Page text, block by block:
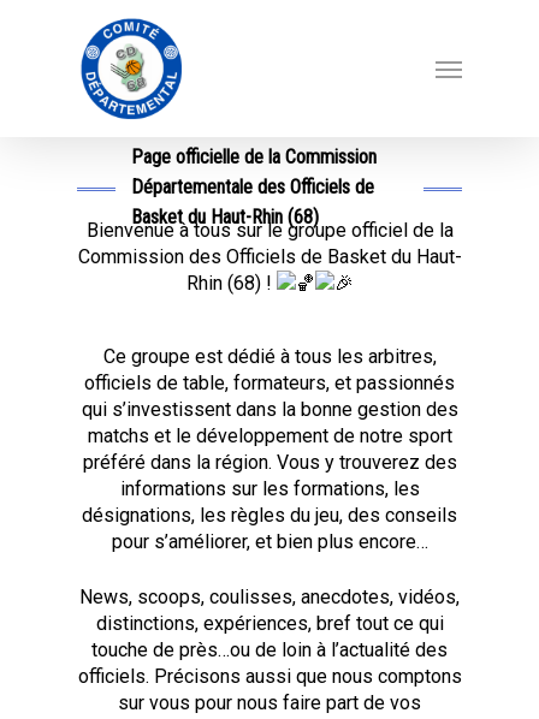
Page officielle de la Commission
Départementale des Officiels de
Basket du Haut-Rhin (68)
Bienvenue à tous sur le groupe officiel de la
Commission des Officiels de Basket du Haut-
Rhin (68) !
Ce groupe est dédié à tous les arbitres,
officiels de table, formateurs, et passionnés
qui s’investissent dans la bonne gestion des
matchs et le développement de notre sport
préféré dans la région. Vous y trouverez des
informations sur les formations, les
désignations, les règles du jeu, des conseils
pour s’améliorer, et bien plus encore…
News, scoops, coulisses, anecdotes, vidéos,
distinctions, expériences, bref tout ce qui
touche de près…ou de loin à l’actualité des
officiels. Précisons aussi que nous comptons
sur vous pour nous faire part de vos